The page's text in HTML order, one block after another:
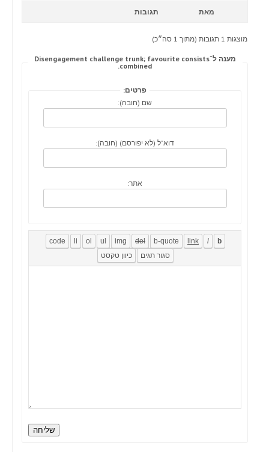
מאת תגובות
מוצגות 1 תגובות (מתוך 1 סה״כ)
מענה ל־Disengagement challenge trunk; favourite consists
combined.
פרטים:
שם (חובה):
דוא"ל (לא יפורסם) (חובה):
אתר:
שליחה